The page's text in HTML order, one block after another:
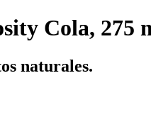
Cola, 275
naturales.